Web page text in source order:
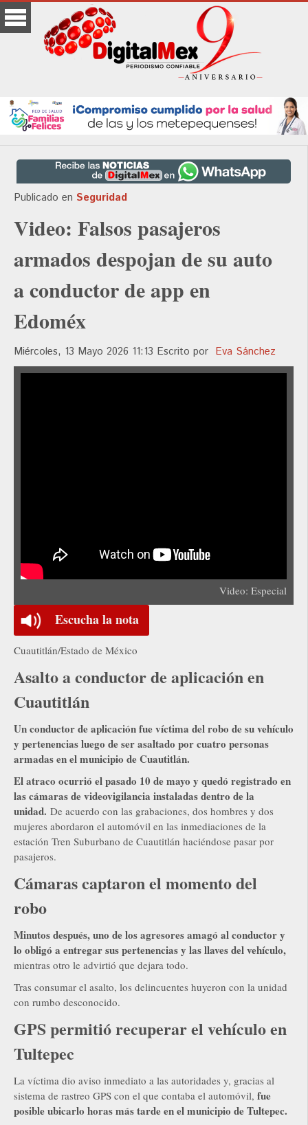
Publicado en Seguridad
Video: Falsos pasajeros
armados despojan de su auto
a conductor de app en
Edoméx
Miércoles, 13 Mayo 2026 11:13 Escrito por Eva Sánchez
Video: Especial
Escucha la nota
Cuautitlán/Estado de México
Asalto a conductor de aplicación en
Cuautitlán
Un conductor de aplicación fue víctima del robo de su vehículo
y pertenencias luego de ser asaltado por cuatro personas
armadas en el municipio de Cuautitlán.
El atraco ocurrió el pasado 10 de mayo y quedó registrado en
las cámaras de videovigilancia instaladas dentro de la
unidad. De acuerdo con las grabaciones, dos hombres y dos
mujeres abordaron el automóvil en las inmediaciones de la
estación Tren Suburbano de Cuautitlán haciéndose pasar por
pasajeros.
Cámaras captaron el momento del
robo
Minutos después, uno de los agresores amagó al conductor y
lo obligó a entregar sus pertenencias y las llaves del vehículo,
mientras otro le advirtió que dejara todo.
Tras consumar el asalto, los delincuentes huyeron con la unidad
con rumbo desconocido.
GPS permitió recuperar el vehículo en
Tultepec
La víctima dio aviso inmediato a las autoridades y, gracias al
sistema de rastreo GPS con el que contaba el automóvil, fue
posible ubicarlo horas más tarde en el municipio de Tultepec.